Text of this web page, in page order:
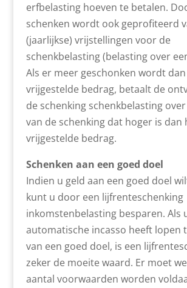
erfbelasting hoeven te betalen.
schenken wordt ook geprofiteerd
(jaarlijkse) vrijstellingen voor de
schenkbelasting (belasting over
Als er meer geschonken wordt
vrijgestelde bedrag, betaalt de
de schenking schenkbelasting
van de schenking dat hoger is dan
vrijgestelde bedrag.
Schenken aan een goed doel
Indien u geld aan een goed doel
kunt u door een lijfrenteschenking
inkomstenbelasting besparen. Als
automatische incasso heeft lopen
van een goed doel, is een
zeker de moeite waard. Er moet
aantal voorwaarden worden